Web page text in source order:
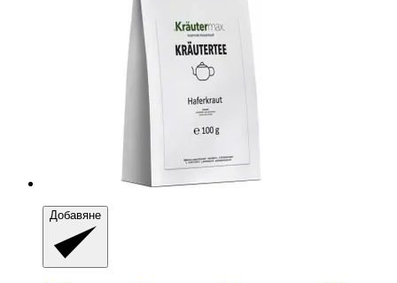
Добавяне